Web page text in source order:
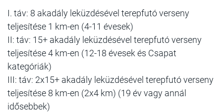
I. táv: 8 akadály leküzdésével terepfutó verseny
teljesítése 1 km-en (4-11 évesek)
II: táv: 15+ akadály leküzdésével terepfutó verseny
teljesítése 4 km-en (12-18 évesek és Csapat
kategóriák)
III: táv: 2x15+ akadály leküzdésével terepfutó verseny
teljesítése 8 km-en (2x4 km) (19 év vagy annál
idősebbek)